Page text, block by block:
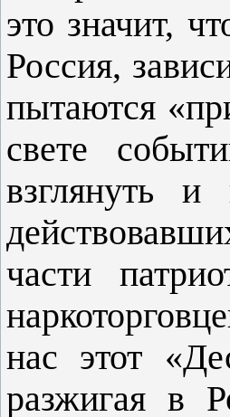
это значит,
Россия,
пытаются
свете
взглянуть и
части
нас этот
разжигая в